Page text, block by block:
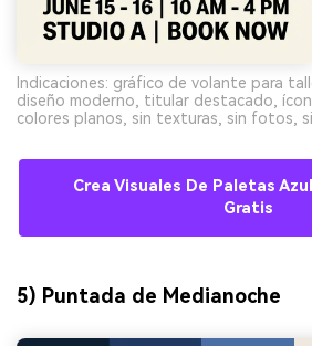
Indicaciones: gráfico de volante para
diseño moderno, titular destacado,
colores planos, sin texturas, sin fotos,
Crea Visuales De Paletas
Gratis
5) Puntada de Medianoche